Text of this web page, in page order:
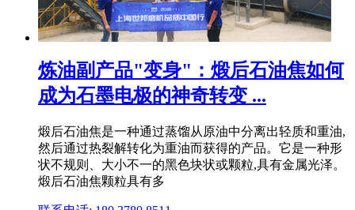
炼油副产品"变身"：煅后石油焦如何
成为石墨电极的神奇转变 ...
煅后石油焦是一种通过蒸馏从原油中分离出轻质和重油,
然后通过热裂解转化为重油而获得的产品。它是一种形
状不规则、大小不一的黑色块状或颗粒,具有金属光泽。
煅后石油焦颗粒具有多